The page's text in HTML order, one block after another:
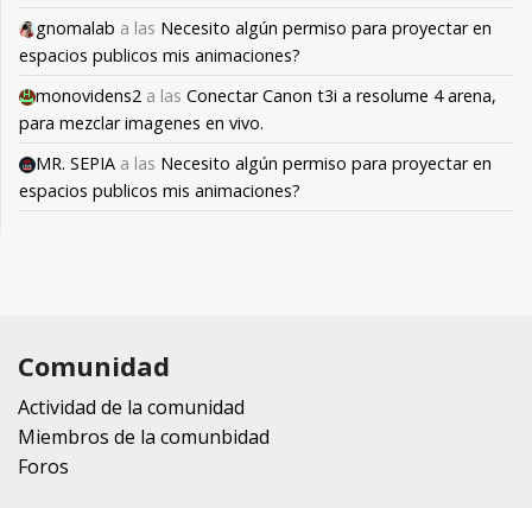
gnomalab a las Necesito algún permiso para proyectar en
espacios publicos mis animaciones?
monovidens2 a las Conectar Canon t3i a resolume 4 arena,
para mezclar imagenes en vivo.
MR. SEPIA a las Necesito algún permiso para proyectar en
espacios publicos mis animaciones?
Comunidad
Actividad de la comunidad
Miembros de la comunbidad
Foros